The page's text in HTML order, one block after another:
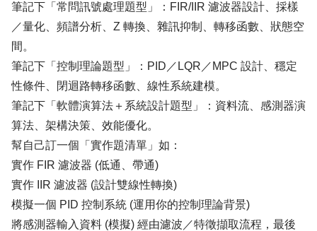
筆記下「常問訊號處理題型」：FIR/IIR 濾波器設計、採樣
／量化、頻譜分析、Z 轉換、雜訊抑制、轉移函數、狀態空
間。
筆記下「控制理論題型」：PID／LQR／MPC 設計、穩定
性條件、閉迴路轉移函數、線性系統建模。
筆記下「軟體演算法＋系統設計題型」：資料流、感測器演
算法、架構決策、效能優化。
幫自己訂一個「實作題清單」如：
實作 FIR 濾波器 (低通、帶通)
實作 IIR 濾波器 (設計雙線性轉換)
模擬一個 PID 控制系統 (運用你的控制理論背景)
將感測器輸入資料 (模擬) 經由濾波／特徵擷取流程，最後